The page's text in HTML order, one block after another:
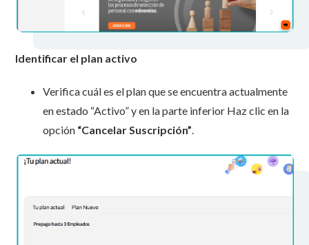
Identificar el plan activo
Verifica cuál es el plan que se encuentra actualmente
en estado “Activo” y en la parte inferior Haz clic en la
opción “Cancelar Suscripción”.